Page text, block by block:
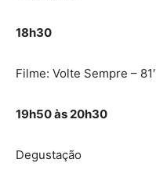
18h30
Filme: Volte Sempre – 81′
19h50 às 20h30
Degustação